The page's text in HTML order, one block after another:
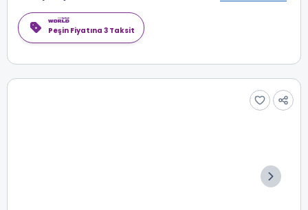
Peşin Fiyatına 3 Taksit